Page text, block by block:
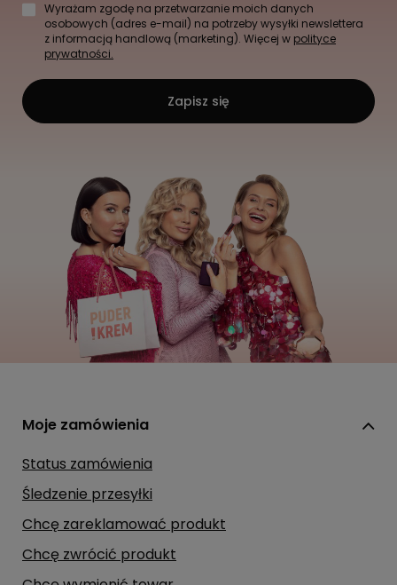
Wyrażam zgodę na przetwarzanie moich danych
osobowych (adres e-mail) na potrzeby wysyłki newslettera
z informacją handlową (marketing). Więcej w polityce
prywatności.
Zapisz się
Moje zamówienia
Status zamówienia
Śledzenie przesyłki
Chcę zareklamować produkt
Chcę zwrócić produkt